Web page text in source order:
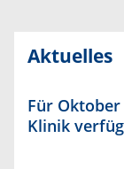
Aktuelles
Für
Klinik